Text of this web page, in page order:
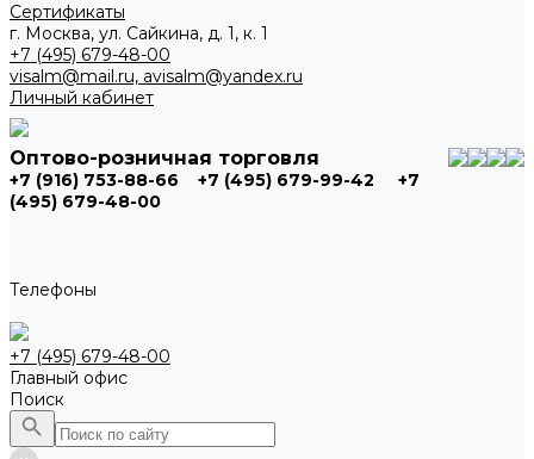
Сертификаты
г. Москва, ул. Сайкина, д. 1, к. 1
+7 (495) 679-48-00
visalm@mail.ru, avisalm@yandex.ru
Личный кабинет
Оптово-розничная торговля
+7 (916) 753-88-66 +7 (495) 679-99-42
+7
(495) 679-48-00
Телефоны
+7 (495) 679-48-00
Главный офис
Поиск